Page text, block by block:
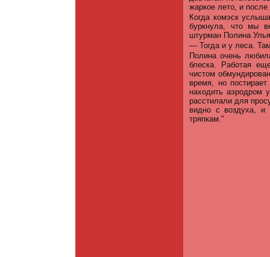
жаркое лето, и после
Когда комэск
буркнула, что мы
штурман Полина
— Тогда и у леса.
Полина очень
блеска. Работая
чистом
время, но
находить аэродром
расстилали для
видно с воздуха, и
тряпкам."